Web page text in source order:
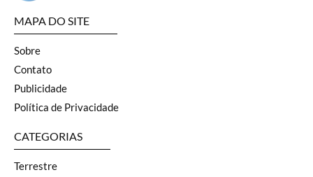
MAPA DO SITE
Sobre
Contato
Publicidade
Política de Privacidade
CATEGORIAS
Terrestre